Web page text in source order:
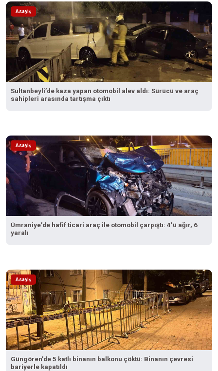
Asayiş
Sultanbeyli’de kaza yapan otomobil alev aldı: Sürücü ve araç
sahipleri arasında tartışma çıktı
Asayiş
Ümraniye’de hafif ticari araç ile otomobil çarpıştı: 4’ü ağır, 6
yaralı
Asayiş
Güngören’de 5 katlı binanın balkonu çöktü: Binanın çevresi
bariyerle kapatıldı